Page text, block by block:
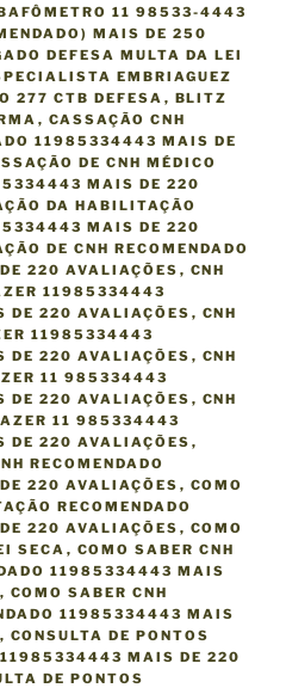
11 98533-4443
MAIS DE 250
DEFESA MULTA DA LEI
EMBRIAGUEZ
277 CTB DEFESA , BLITZ
, CASSAÇÃO CNH
11985334443 MAIS DE
DE CNH MÉDICO
MAIS DE 220
DA HABILITAÇÃO
MAIS DE 220
DE CNH RECOMENDADO
220 AVALIAÇÕES , CNH
11985334443
DE 220 AVALIAÇÕES , CNH
11985334443
DE 220 AVALIAÇÕES , CNH
11 985334443
DE 220 AVALIAÇÕES , CNH
11 985334443
DE 220 AVALIAÇÕES ,
RECOMENDADO
220 AVALIAÇÕES , COMO
RECOMENDADO
220 AVALIAÇÕES , COMO
SECA , COMO SABER CNH
11985334443 MAIS
, COMO SABER CNH
11985334443 MAIS
, CONSULTA DE PONTOS
11985334443 MAIS DE 220
DE PONTOS